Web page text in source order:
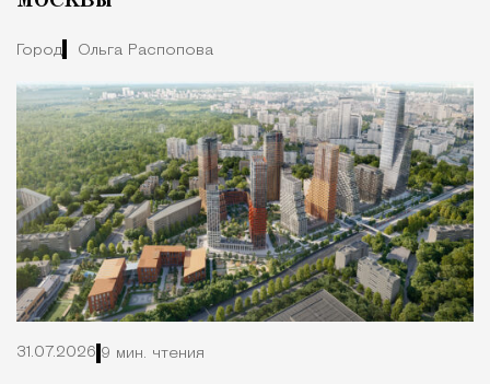
Город Ольга Распопова
31.07.2026 9 мин. чтения